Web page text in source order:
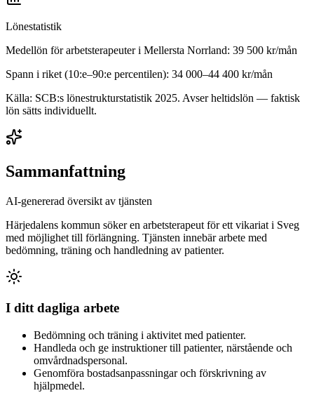
Lönestatistik
Medellön förarbetsterapeuteri Mellersta Norrland: 39 500 kr/mån
Spann i riket (10:e–90:e percentilen): 34 000–44 400 kr/mån
Källa: SCB:s lönestrukturstatistik 2025. Avser heltidslön — faktisk
lön sätts individuellt.
Sammanfattning
AI-genererad översikt av tjänsten
Härjedalens kommun söker en arbetsterapeut för ett vikariat i Sveg
med möjlighet till förlängning. Tjänsten innebär arbete med
bedömning, träning och handledning av patienter.
I ditt dagliga arbete
Bedömning och träning i aktivitet med patienter.
Handleda och ge instruktioner till patienter, närstående och
omvårdnadspersonal.
Genomföra bostadsanpassningar och förskrivning av
hjälpmedel.